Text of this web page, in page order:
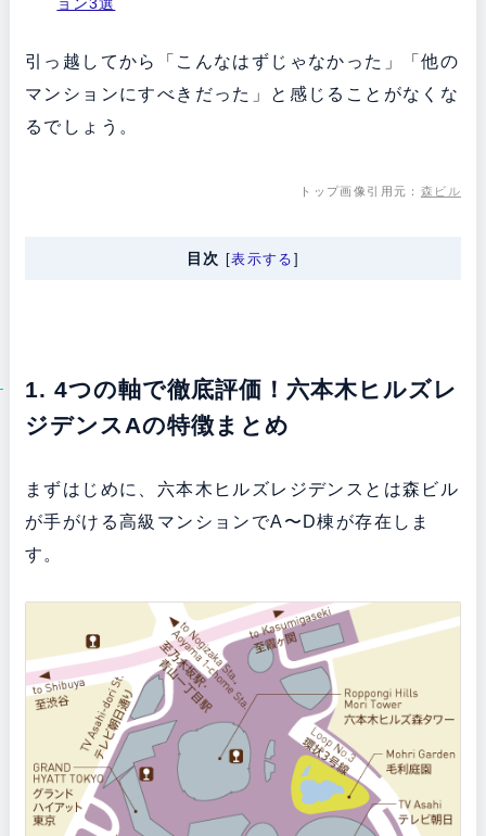
ョン3選
引っ越してから「こんなはずじゃなかった」「他の
マンションにすべきだった」と感じることがなくな
るでしょう。
トップ画像引用元： 森ビル
目次 [表示する
1. 4つの軸で徹底評価！六本木ヒルズレ
ジデンスAの特徴まとめ
まずはじめに、六本木ヒルズレジデンスとは森ビル
が手がける高級マンションでA〜D棟が存在しま
す。